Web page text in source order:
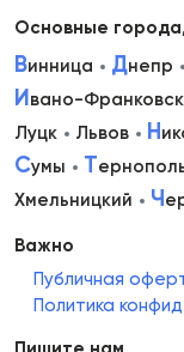
Основные
Винница Днепр
Ивано-Франковск
Луцк
Львов Н
Сумы Т
Хмельницкий
Ч
Важно
Публичная
Политика